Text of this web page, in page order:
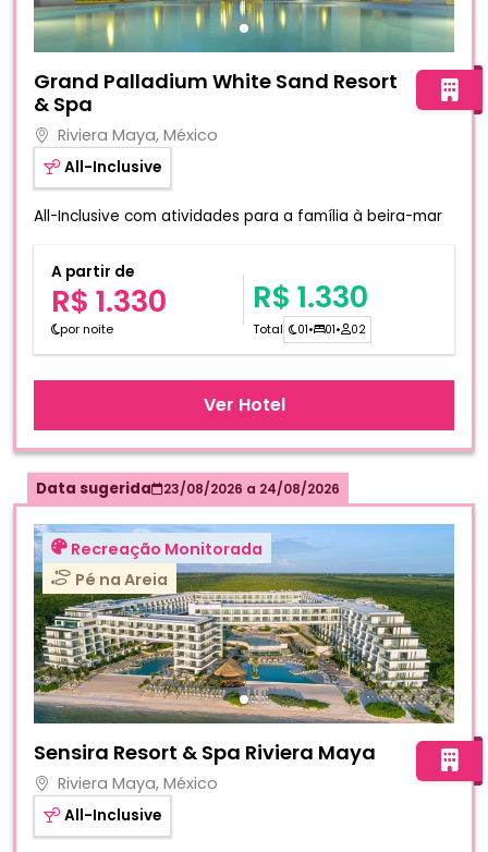
Fotos do hotel Grand Palladium White Sand Resort & Spa
Grand Palladium White Sand Resort
& Spa
Riviera Maya, México
All-Inclusive
All-Inclusive com atividades para a família à beira-mar
A partir de
R$ 1.330
por noite
R$ 1.330
Total 01• 01• 02
Ver Hotel
Data sugerida 23/08/2026 a 24/08/2026
Recreação Monitorada
Pé na Areia
Sensira Resort & Spa Riviera Maya
Riviera Maya, México
All-Inclusive